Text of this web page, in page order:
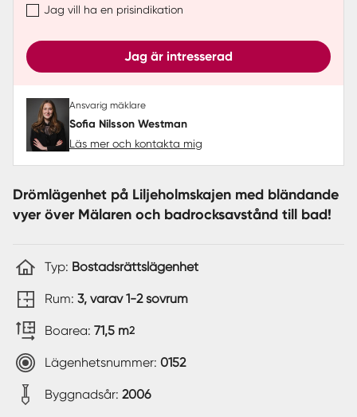
Jag vill ha en prisindikation
Jag är intresserad
Ansvarig mäklare
Sofia Nilsson Westman
Läs mer och kontakta mig
Drömlägenhet på Liljeholmskajen med bländande
vyer över Mälaren och badrocksavstånd till bad!
Typ: Bostadsrättslägenhet
Rum: 3, varav 1-2 sovrum
Boarea: 71,5 m2
Lägenhetsnummer: 0152
Byggnadsår: 2006